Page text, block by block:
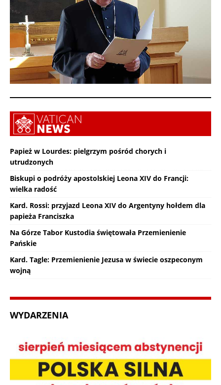
Papież w Lourdes: pielgrzym pośród chorych i
utrudzonych
Biskupi o podróży apostolskiej Leona XIV do Francji:
wielka radość
Kard. Rossi: przyjazd Leona XIV do Argentyny hołdem dla
papieża Franciszka
Na Górze Tabor Kustodia świętowała Przemienienie
Pańskie
Kard. Tagle: Przemienienie Jezusa w świecie oszpeconym
wojną
WYDARZENIA